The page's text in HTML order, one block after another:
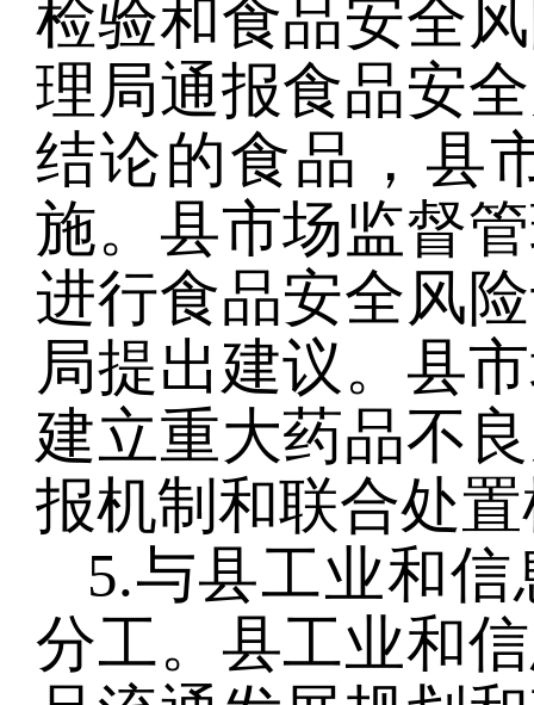
检验和食品安全
理局通报食品安
结论的食品，县
施。县市场监督
进行食品安全风
局提出建议。县
建立重大药品不
报机制和联合处
5.与县工业和
分工。县工业和